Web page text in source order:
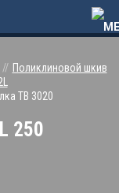
Поликлиновой шкив
ТВ 3020
250